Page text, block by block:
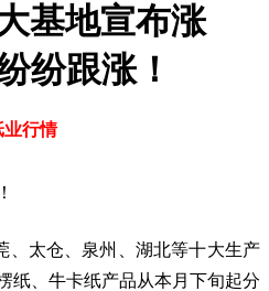
基地宣布涨
纷跟涨！
业行情
、太仓、泉州、湖北等十大生产
纸 、牛卡纸产品从本月下旬起分